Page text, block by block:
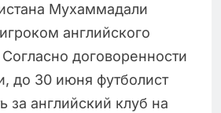
Мухаммадали
английского
договоренности
до 30 июня футболист
за английский клуб на